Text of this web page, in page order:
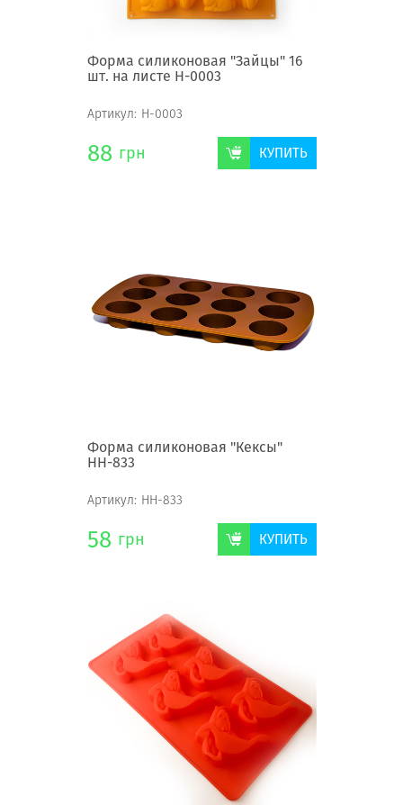
Форма силиконовая "Зайцы" 16
шт. на листе Н-0003
Артикул: Н-0003
88 грн КУПИТЬ
Форма силиконовая "Кексы"
НН-833
Артикул: НН-833
58 грн КУПИТЬ